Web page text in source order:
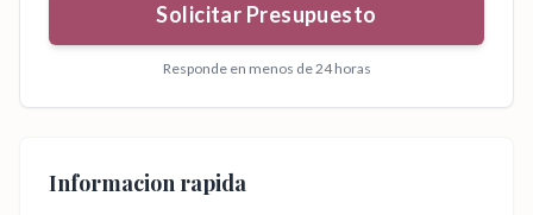
Solicitar Presupuesto
Responde en menos de 24 horas
Informacion rapida